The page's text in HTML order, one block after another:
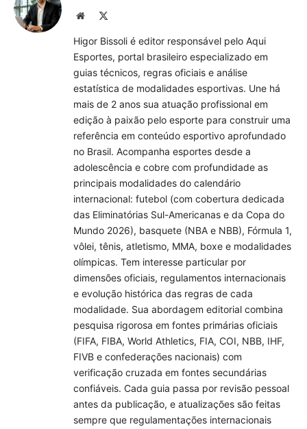
Site
Higor Bissoli é editor responsável pelo Aqui
Esportes, portal brasileiro especializado em
guias técnicos, regras oficiais e análise
estatística de modalidades esportivas. Une há
mais de 2 anos sua atuação profissional em
edição à paixão pelo esporte para construir uma
referência em conteúdo esportivo aprofundado
no Brasil. Acompanha esportes desde a
adolescência e cobre com profundidade as
principais modalidades do calendário
internacional: futebol (com cobertura dedicada
das Eliminatórias Sul-Americanas e da Copa do
Mundo 2026), basquete (NBA e NBB), Fórmula 1,
vôlei, tênis, atletismo, MMA, boxe e modalidades
olímpicas. Tem interesse particular por
dimensões oficiais, regulamentos internacionais
e evolução histórica das regras de cada
modalidade. Sua abordagem editorial combina
pesquisa rigorosa em fontes primárias oficiais
(FIFA, FIBA, World Athletics, FIA, COI, NBB, IHF,
FIVB e confederações nacionais) com
verificação cruzada em fontes secundárias
confiáveis. Cada guia passa por revisão pessoal
antes da publicação, e atualizações são feitas
sempre que regulamentações internacionais